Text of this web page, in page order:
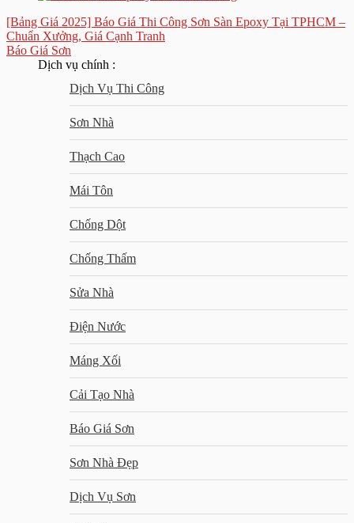
[Bảng Giá 2025] Báo Giá Thi Công Sơn Sàn Epoxy Tại TPHCM –
Chuẩn Xưởng, Giá Cạnh Tranh
Báo Giá Sơn
Dịch vụ chính :
Dịch Vụ Thi Công
Sơn Nhà
Thạch Cao
Mái Tôn
Chống Dột
Chống Thấm
Sửa Nhà
Điện Nước
Máng Xối
Cải Tạo Nhà
Báo Giá Sơn
Sơn Nhà Đẹp
Dịch Vụ Sơn